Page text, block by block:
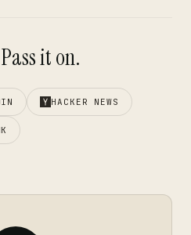
it on.
HACKER NEWS